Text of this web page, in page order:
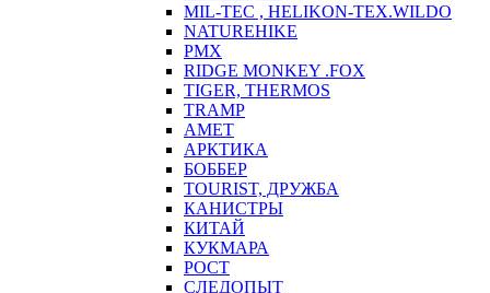
MIL-TEC , HELIKON-TEX.WILDO
NATUREHIKE
PMX
RIDGE MONKEY .FOX
TIGER, THERMOS
TRAMP
АМЕТ
АРКТИКА
БОББЕР
TOURIST, ДРУЖБА
КАНИСТРЫ
КИТАЙ
КУКМАРА
РОСТ
СЛЕДОПЫТ